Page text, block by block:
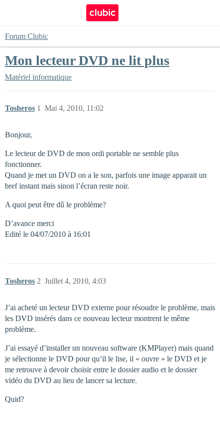
Forum Clubic
Mon lecteur DVD ne lit plus
Matériel informatique
Tosheros Mai 4, 2010, 11:02
1
Bonjour,
Le lecteur de DVD de mon ordi portable ne semble plus
fonctionner.
Quand je met un DVD on a le son, parfois une image apparait un
bref instant mais sinon l’écran reste noir.
A quoi peut être dû le problème?
D’avance merci
Edité le 04/07/2010 à 16:01
Tosheros Juillet 4, 2010, 4:03
2
J’ai acheté un lecteur DVD externe pour résoudre le problème, mais
les DVD insérés dans ce nouveau lecteur montrent le même
problème.
J’ai essayé d’installer un nouveau software (KMPlayer) mais quand
je sélectionne le DVD pour qu’il le lise, il « ouvre » le DVD et je
me retrouve à devoir choisir entre le dossier audio et le dossier
vidéo du DVD au lieu de lancer sa lecture.
Quid?